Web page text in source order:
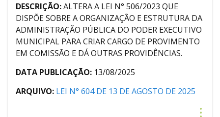
DESCRIÇÃO:ALTERA A LEI N° 506/2023 QUE
DISPÕE SOBRE A ORGANIZAÇÃO E ESTRUTURA DA
ADMINISTRAÇÃO PÚBLICA DO PODER EXECUTIVO
MUNICIPAL PARA CRIAR CARGO DE PROVIMENTO
EM COMISSÃO E DÁ OUTRAS PROVIDÊNCIAS.
DATA PUBLICAÇÃO: 13/08/2025
ARQUIVO: LEI N° 604 DE 13 DE AGOSTO DE 2025